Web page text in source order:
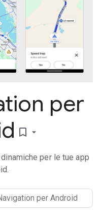
per
bookmark_border
per le tue app